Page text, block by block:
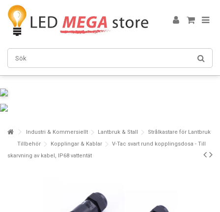
Industri & Kommersiellt Lantbruk & Stall
Strålkastare för Lantbruk
Tillbehör
Kopplingar & Kablar
V-Tac svart rund kopplingsdosa - Till
skarvning av kabel, IP68 vattentät